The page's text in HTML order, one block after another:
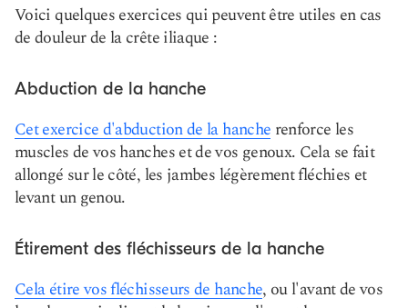
Voici quelques exercices qui peuvent être utiles en cas
de douleur de la crête iliaque :
Abduction de la hanche
Cet exercice d'abduction de la hanche renforce les
muscles de vos hanches et de vos genoux. Cela se fait
allongé sur le côté, les jambes légèrement fléchies et
levant un genou.
Étirement des fléchisseurs de la hanche
Cela étire vos fléchisseurs de hanche, ou l'avant de vos